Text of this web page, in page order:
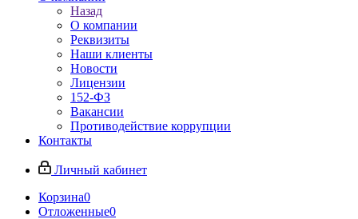
Назад
О компании
Реквизиты
Наши клиенты
Новости
Лицензии
152-ФЗ
Вакансии
Противодействие коррупции
Контакты
Личный кабинет
Корзина0
Отложенные0